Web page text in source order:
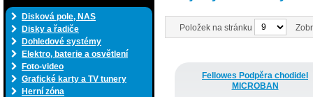
Disková pole, NAS
Disky a řadiče
Dohledové systémy
Elektro, baterie a osvětlení
Foto-video
Grafické karty a TV tunery
Herní zóna
Položek na stránku
Fellowes Podpěra chodidel
MICROBAN